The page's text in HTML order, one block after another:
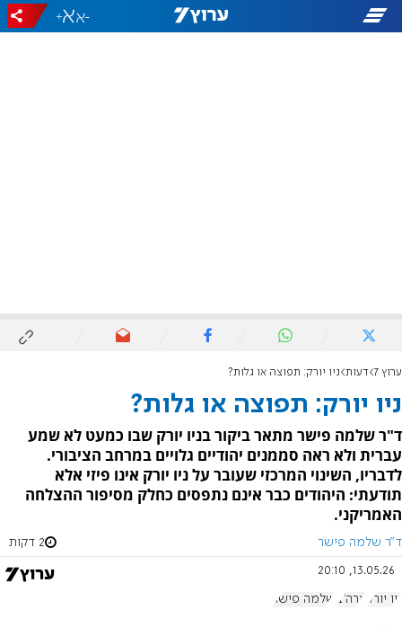
-
+
ערוץ 7 דעות ניו יורק: תפוצה או גלות?
ניו יורק: תפוצה או גלות?
ד"ר שלמה פישר מתאר ביקור בניו יורק שבו כמעט לא שמע
עברית ולא ראה סממנים יהודיים גלויים במרחב הציבורי.
לדבריו, השינוי המרכזי שעובר על ניו יורק אינו פיזי אלא
תודעתי: היהודים כבר אינם נתפסים כחלק מסיפור ההצלחה
האמריקני.
ד"ר שלמה פישר 2 דקות
13.05.26, 20:10
ניו יורק ארה"ב שלמה פישר